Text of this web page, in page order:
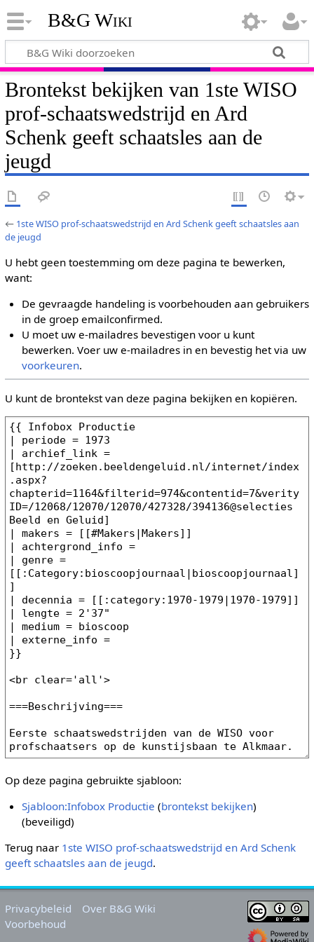
B&G Wiki
Brontekst bekijken van 1ste WISO
prof-schaatswedstrijd en Ard
Schenk geeft schaatsles aan de
jeugd
← 1ste WISO prof-schaatswedstrijd en Ard Schenk geeft schaatsles aan
de jeugd
U hebt geen toestemming om deze pagina te bewerken,
want:
De gevraagde handeling is voorbehouden aan gebruikers
in de groep emailconfirmed.
U moet uw e-mailadres bevestigen voor u kunt
bewerken. Voer uw e-mailadres in en bevestig het via uw
voorkeuren.
U kunt de brontekst van deze pagina bekijken en kopiëren.
Op deze pagina gebruikte sjabloon:
Sjabloon:Infobox Productie (brontekst bekijken)
(beveiligd)
Terug naar 1ste WISO prof-schaatswedstrijd en Ard Schenk
geeft schaatsles aan de jeugd.
Privacybeleid
Over B&G Wiki
Voorbehoud